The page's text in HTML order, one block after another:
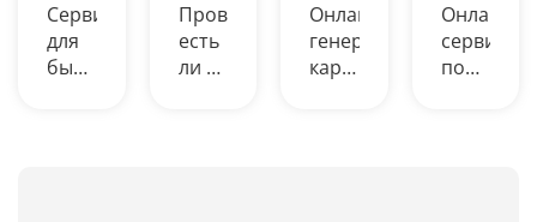
Сервис
для
быстрой
Проверьте,
есть
ли в
Онлайн-
генерация
картинок
Онлайн-
сервис
поможет